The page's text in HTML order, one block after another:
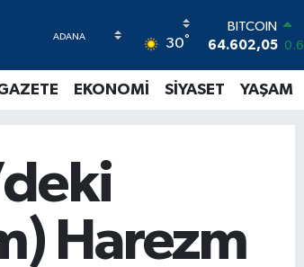
30°
DOLAR
47,5986 0.06
EURO
55,0700 0.1
EKONOMİ SİYASET YAŞAM
Harezm